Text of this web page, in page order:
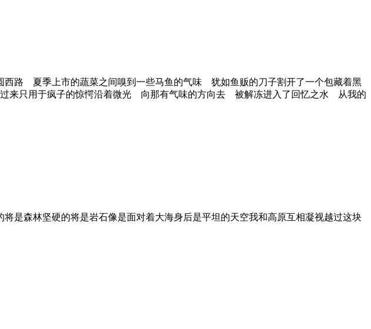
路 夏季上市的蔬菜之间嗅到一些马鱼的气味 犹如鱼贩的刀子割开了一个包藏着黑
来只用于疯子的惊愕沿着微光 向那有气味的方向去 被解冻进入了回忆之水 从我的
是森林坚硬的将是岩石像是面对着大海身后是平坦的天空我和高原互相凝视越过这块